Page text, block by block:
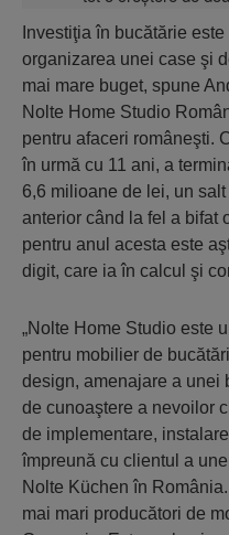
Investiţia în bucătărie
organizarea unei case şi
mai mare buget, spune
Nolte Home Studio
pentru afaceri româneşti.
în urmă cu 11 ani, a
6,6 milioane de lei, un
anterior când la fel a bifat
pentru anul acesta este
digit, care ia în calcul şi
„Nolte Home Studio este
pentru mobilier de
design, amenajare a unei
de cunoaştere a nevoilor
de implementare,
împreună cu clientul a
Nolte Küchen în
mai mari producători de